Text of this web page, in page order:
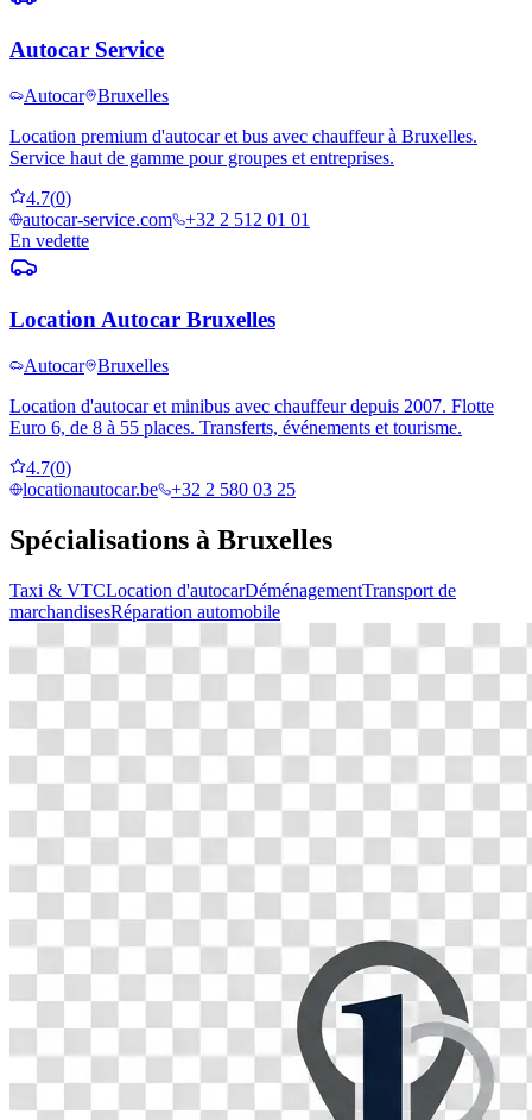
Autocar Service
Autocar
Bruxelles
Location premium d'autocar et bus avec chauffeur à Bruxelles.
Service haut de gamme pour groupes et entreprises.
4.7(0)
autocar-service.com
+32 2 512 01 01
En vedette
Location Autocar Bruxelles
Autocar
Bruxelles
Location d'autocar et minibus avec chauffeur depuis 2007. Flotte
Euro 6, de 8 à 55 places. Transferts, événements et tourisme.
4.7(0)
locationautocar.be
+32 2 580 03 25
Spécialisations à Bruxelles
Taxi & VTCLocation d'autocarDéménagementTransport de
marchandisesRéparation automobile